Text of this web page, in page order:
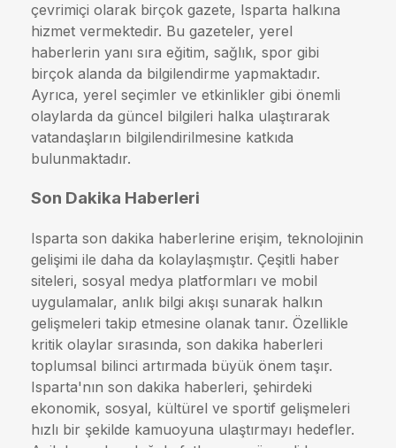
çevrimiçi olarak birçok gazete, Isparta halkına
hizmet vermektedir. Bu gazeteler, yerel
haberlerin yanı sıra eğitim, sağlık, spor gibi
birçok alanda da bilgilendirme yapmaktadır.
Ayrıca, yerel seçimler ve etkinlikler gibi önemli
olaylarda da güncel bilgileri halka ulaştırarak
vatandaşların bilgilendirilmesine katkıda
bulunmaktadır.
Son Dakika Haberleri
Isparta son dakika haberlerine erişim, teknolojinin
gelişimi ile daha da kolaylaşmıştır. Çeşitli haber
siteleri, sosyal medya platformları ve mobil
uygulamalar, anlık bilgi akışı sunarak halkın
gelişmeleri takip etmesine olanak tanır. Özellikle
kritik olaylar sırasında, son dakika haberleri
toplumsal bilinci artırmada büyük önem taşır.
Isparta'nın son dakika haberleri, şehirdeki
ekonomik, sosyal, kültürel ve sportif gelişmeleri
hızlı bir şekilde kamuoyuna ulaştırmayı hedefler.